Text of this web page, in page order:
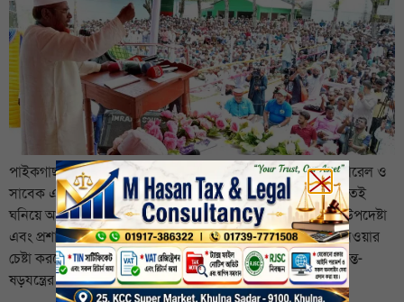
পাইকগাছা অফিস: বাংলাদেশ জামায়াতে ইসলামীর সেক্রেটারি জেনারেল ও
সাবেক এমপি অধ্যাপক মিয়া গোলাম পরওয়ার বলেছেন, নির্বাচন যতই
ঘনিয়ে আসছে প্রশাসনের বিভিন্ন স্তরে অস্থিরতা বাড়ছে। দু,একজন উপদেষ্টা
এবং প্রশাসন গোপনে গোপনে ষড়যন্ত্র করে একটি দলকে ক্ষমতায় নেওয়ার
চেষ্টা করছে। তারা কেমন যেন একটা চাপের মধ্যে আছে। তবে চক্রান্ত-
ষড়যন্ত্রের গোপন পথ ছেড়ে আগামী নির্বাচন সুষ্ঠু ও নিরপেক্ষ […]